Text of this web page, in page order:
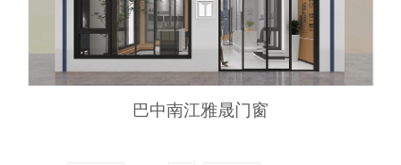
巴中南江雅晟门窗